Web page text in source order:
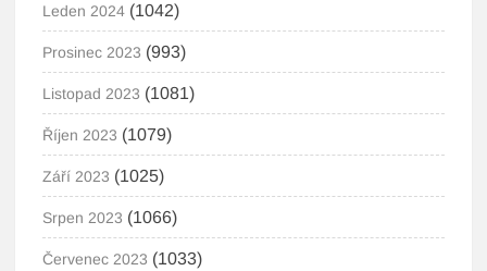
Leden 2024 (1042)
Prosinec 2023 (993)
Listopad 2023 (1081)
Říjen 2023 (1079)
Září 2023 (1025)
Srpen 2023 (1066)
Červenec 2023 (1033)